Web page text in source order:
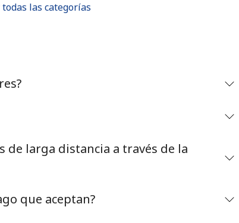
todas las categorías
de larga distancia a través de la
que aceptan?